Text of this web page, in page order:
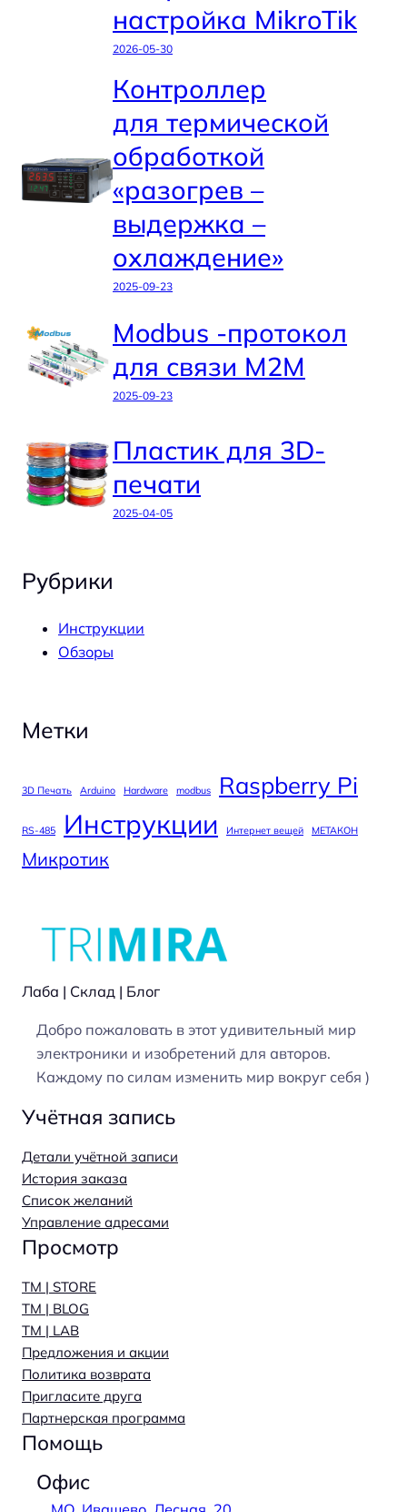
настройка MikroTik
2026-05-30
Контроллер
для термической
обработкой
«разогрев –
выдержка –
охлаждение»
2025-09-23
Modbus -протокол
для связи M2M
2025-09-23
Пластик для 3D-
печати
2025-04-05
Рубрики
Инструкции
Обзоры
Метки
3D Печать Arduino Hardware modbus Raspberry Pi
RS-485 Инструкции Интернет вещей МЕТАКОН
Микротик
Лаба | Склад | Блог
Добро пожаловать в этот удивительный мир
электроники и изобретений для авторов.
Каждому по силам изменить мир вокруг себя )
Учётная запись
Детали учётной записи
История заказа
Список желаний
Управление адресами
Просмотр
TM | STORE
TM | BLOG
TM | LAB
Предложения и акции
Политика возврата
Пригласите друга
Партнерская программа
Помощь
Офис